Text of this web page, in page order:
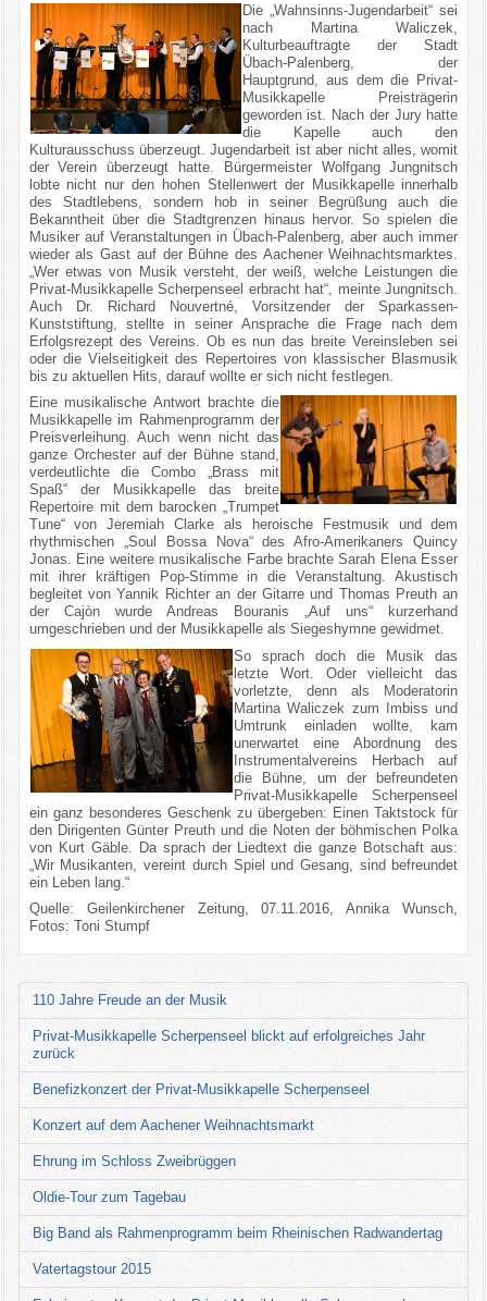
Die „Wahnsinns-Jugendarbeit“ sei
nach Martina Waliczek,
Kulturbeauftragte der Stadt
Übach-Palenberg, der
Hauptgrund, aus dem die Privat-
Musikkapelle Preisträgerin
geworden ist. Nach der Jury hatte
die Kapelle auch den
Kulturausschuss überzeugt. Jugendarbeit ist aber nicht alles, womit
der Verein überzeugt hatte. Bürgermeister Wolfgang Jungnitsch
lobte nicht nur den hohen Stellenwert der Musikkapelle innerhalb
des Stadtlebens, sondern hob in seiner Begrüßung auch die
Bekanntheit über die Stadtgrenzen hinaus hervor. So spielen die
Musiker auf Veranstaltungen in Übach-Palenberg, aber auch immer
wieder als Gast auf der Bühne des Aachener Weihnachtsmarktes.
„Wer etwas von Musik versteht, der weiß, welche Leistungen die
Privat-Musikkapelle Scherpenseel erbracht hat“, meinte Jungnitsch.
Auch Dr. Richard Nouvertné, Vorsitzender der Sparkassen-
Kunststiftung, stellte in seiner Ansprache die Frage nach dem
Erfolgsrezept des Vereins. Ob es nun das breite Vereinsleben sei
oder die Vielseitigkeit des Repertoires von klassischer Blasmusik
bis zu aktuellen Hits, darauf wollte er sich nicht festlegen.
Eine musikalische Antwort brachte die
Musikkapelle im Rahmenprogramm der
Preisverleihung. Auch wenn nicht das
ganze Orchester auf der Bühne stand,
verdeutlichte die Combo „Brass mit
Spaß“ der Musikkapelle das breite
Repertoire mit dem barocken „Trumpet
Tune“ von Jeremiah Clarke als heroische Festmusik und dem
rhythmischen „Soul Bossa Nova“ des Afro-Amerikaners Quincy
Jonas. Eine weitere musikalische Farbe brachte Sarah Elena Esser
mit ihrer kräftigen Pop-Stimme in die Veranstaltung. Akustisch
begleitet von Yannik Richter an der Gitarre und Thomas Preuth an
der Cajòn wurde Andreas Bouranis „Auf uns“ kurzerhand
umgeschrieben und der Musikkapelle als Siegeshymne gewidmet.
So sprach doch die Musik das
letzte Wort. Oder vielleicht das
vorletzte, denn als Moderatorin
Martina Waliczek zum Imbiss und
Umtrunk einladen wollte, kam
unerwartet eine Abordnung des
Instrumentalvereins Herbach auf
die Bühne, um der befreundeten
Privat-Musikkapelle Scherpenseel
ein ganz besonderes Geschenk zu übergeben: Einen Taktstock für
den Dirigenten Günter Preuth und die Noten der böhmischen Polka
von Kurt Gäble. Da sprach der Liedtext die ganze Botschaft aus:
„Wir Musikanten, vereint durch Spiel und Gesang, sind befreundet
ein Leben lang.“
Quelle: Geilenkirchener Zeitung, 07.11.2016, Annika Wunsch,
Fotos: Toni Stumpf
110 Jahre Freude an der Musik
Privat-Musikkapelle Scherpenseel blickt auf erfolgreiches Jahr
zurück
Benefizkonzert der Privat-Musikkapelle Scherpenseel
Konzert auf dem Aachener Weihnachtsmarkt
Ehrung im Schloss Zweibrüggen
Oldie-Tour zum Tagebau
Big Band als Rahmenprogramm beim Rheinischen Radwandertag
Vatertagstour 2015